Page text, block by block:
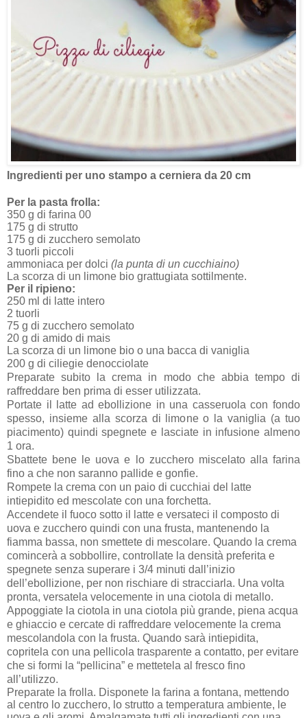
Ingredienti per uno stampo a cerniera da 20 cm
Per la pasta frolla:
350 g di farina 00
175 g di strutto
175 g di zucchero semolato
3 tuorli piccoli
ammoniaca per dolci (la punta di un cucchiaino)
La scorza di un limone bio grattugiata sottilmente.
Per il ripieno:
250 ml di latte intero
2 tuorli
75 g di zucchero semolato
20 g di amido di mais
La scorza di un limone bio o una bacca di vaniglia
200 g di ciliegie denocciolate
Preparate subito la crema in modo che abbia tempo di
raffreddare ben prima di esser utilizzata.
Portate il latte ad ebollizione in una casseruola con fondo
spesso, insieme alla scorza di limone o la vaniglia (a tuo
piacimento) quindi spegnete e lasciate in infusione almeno
1 ora.
Sbattete bene le uova e lo zucchero miscelato alla farina
fino a che non saranno pallide e gonfie.
Rompete la crema con un paio di cucchiai del latte
intiepidito ed mescolate con una forchetta.
Accendete il fuoco sotto il latte e versateci il composto di
uova e zucchero quindi con una frusta, mantenendo la
fiamma bassa, non smettete di mescolare. Quando la crema
comincerà a sobbollire, controllate la densità preferita e
spegnete senza superare i 3/4 minuti dall’inizio
dell’ebollizione, per non rischiare di stracciarla. Una volta
pronta, versatela velocemente in una ciotola di metallo.
Appoggiate la ciotola in una ciotola più grande, piena acqua
e ghiaccio e cercate di raffreddare velocemente la crema
mescolandola con la frusta. Quando sarà intiepidita,
copritela con una pellicola trasparente a contatto, per evitare
che si formi la “pellicina” e mettetela al fresco fino
all’utilizzo.
Preparate la frolla. Disponete la farina a fontana, mettendo
al centro lo zucchero, lo strutto a temperatura ambiente, le